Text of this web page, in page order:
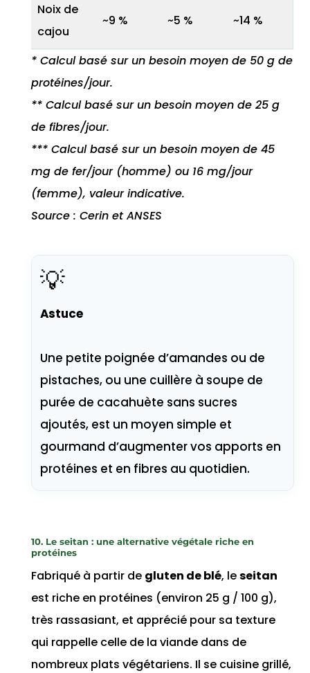
Noix de
cajou
~9 % ~5 % ~14 %
* Calcul basé sur un besoin moyen de 50 g de
protéines/jour.
** Calcul basé sur un besoin moyen de 25 g
de fibres/jour.
*** Calcul basé sur un besoin moyen de 45
mg de fer/jour (homme) ou 16 mg/jour
(femme), valeur indicative.
Source : Cerin et ANSES
💡
Astuce
Une petite poignée d’amandes ou de
pistaches, ou une cuillère à soupe de
purée de cacahuète sans sucres
ajoutés, est un moyen simple et
gourmand d’augmenter vos apports en
protéines et en fibres au quotidien.
10. Le seitan : une alternative végétale riche en
protéines
Fabriqué à partir de gluten de blé, leseitan
est riche en protéines (environ 25 g / 100 g),
très rassasiant, et apprécié pour sa texture
qui rappelle celle de la viande dans de
nombreux plats végétariens. Il se cuisine grillé,